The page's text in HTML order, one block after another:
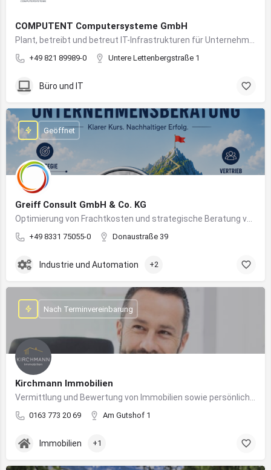
COMPUTENT Computersysteme GmbH
+49 821 89989-0 Untere Lettenbergstraße 1
Büro und IT
Greiff Consult GmbH & Co. KG
+49 8331 75055-0 Donaustraße 39
Geöffnet
Industrie und Automation +2
Kirchmann Immobilien
0163 773 20 69 Am Gutshof 1
Nach Terminvereinbarung
Immobilien +1